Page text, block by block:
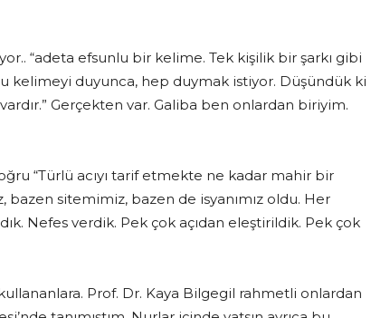
“adeta efsunlu bir kelime. Tek kişilik bir şarkı gibi
kelimeyi duyunca, hep duymak istiyor. Düşündük ki
Gerçekten var. Galiba ben onlardan biriyim.
“Türlü acıyı tarif etmekte ne kadar mahir bir
bazen sitemimiz, bazen de isyanımız oldu. Her
Nefes verdik. Pek çok açıdan eleştirildik. Pek çok
Prof. Dr. Kaya Bilgegil rahmetli onlardan